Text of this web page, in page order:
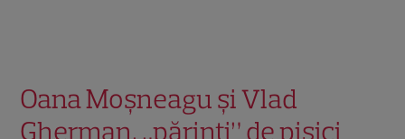
Oana Moșneagu și Vlad
Gherman, „părinți” de pisici